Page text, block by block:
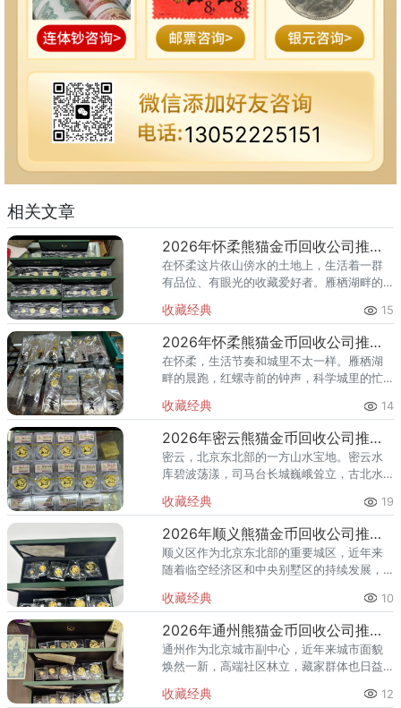
13052225151
相关文章
2026年怀柔熊猫金币回收公司推荐 怀柔回收熊猫金币渠道
在怀柔这片依山傍水的土地上，生活着一群
有品位、有眼光的收藏爱好者。雁栖湖畔的
红螺寺的香火绵延不绝——怀柔的藏家群体
也在悄然壮大。熊猫金币，作为
收藏经典 15
2026年怀柔熊猫金币回收公司推荐 怀柔哪里回收熊猫金币
在怀柔，生活节奏和城里不太一样。雁栖湖
畔的晨跑，红螺寺前的钟声，科学城里的忙
值。熊猫金币作为兼具投资与收藏属性的热
门品种，在怀柔的藏家圈子里一
收藏经典 14
2026年密云熊猫金币回收公司推荐 密云回收熊猫金币正规渠道
密云，北京东北部的一方山水宝地。密云水
库碧波荡漾，司马台长城巍峨耸立，古北水
的土地上，越来越多的人开始关注钱币收
藏，熊猫金币凭借其国家法定货币
收藏经典 19
2026年顺义熊猫金币回收公司推荐 顺义回收熊猫金币渠道
顺义区作为北京东北部的重要城区，近年来
随着临空经济区和中央别墅区的持续发展，
量也在稳步增长。然而，不少顺义藏家在考
虑出手熊猫金币时，总会遇到一
收藏经典 10
2026年通州熊猫金币回收公司推荐 通州出手熊猫金币藏家该选哪家？
通州作为北京城市副中心，近年来城市面貌
焕然一新，高端社区林立，藏家群体也日益
爱琴海购物公园，从行政办公区到运河商务
收藏经典 12